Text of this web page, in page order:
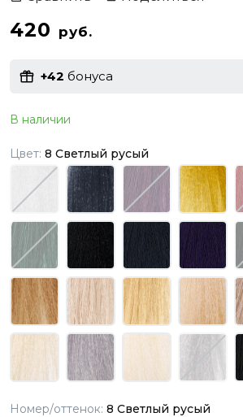
420 руб.
+42 бонуса
В наличии
Цвет: 8 Светлый русый
Номер/оттенок: 8 Светлый русый